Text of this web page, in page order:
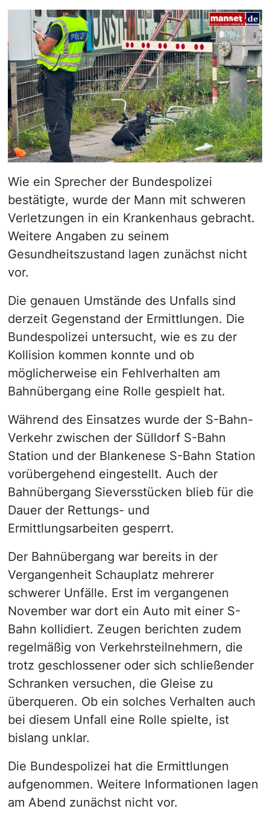
Wie ein Sprecher der Bundespolizei
bestätigte, wurde der Mann mit schweren
Verletzungen in ein Krankenhaus gebracht.
Weitere Angaben zu seinem
Gesundheitszustand lagen zunächst nicht
vor.
Die genauen Umstände des Unfalls sind
derzeit Gegenstand der Ermittlungen. Die
Bundespolizei untersucht, wie es zu der
Kollision kommen konnte und ob
möglicherweise ein Fehlverhalten am
Bahnübergang eine Rolle gespielt hat.
Während des Einsatzes wurde der S-Bahn-
Verkehr zwischen der Sülldorf S-Bahn
Station und der Blankenese S-Bahn Station
vorübergehend eingestellt. Auch der
Bahnübergang Sieversstücken blieb für die
Dauer der Rettungs- und
Ermittlungsarbeiten gesperrt.
Der Bahnübergang war bereits in der
Vergangenheit Schauplatz mehrerer
schwerer Unfälle. Erst im vergangenen
November war dort ein Auto mit einer S-
Bahn kollidiert. Zeugen berichten zudem
regelmäßig von Verkehrsteilnehmern, die
trotz geschlossener oder sich schließender
Schranken versuchen, die Gleise zu
überqueren. Ob ein solches Verhalten auch
bei diesem Unfall eine Rolle spielte, ist
bislang unklar.
Die Bundespolizei hat die Ermittlungen
aufgenommen. Weitere Informationen lagen
am Abend zunächst nicht vor.